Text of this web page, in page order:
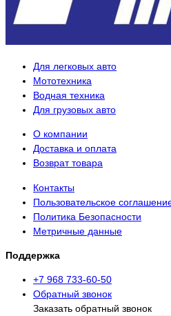
Для легковых авто
Мототехника
Водная техника
Для грузовых авто
О компании
Доставка и оплата
Возврат товара
Контакты
Пользовательское
Политика Безопасности
Метричные данные
Поддержка
+7 968 733-60-50
Обратный звонок
Заказать обратный звонок